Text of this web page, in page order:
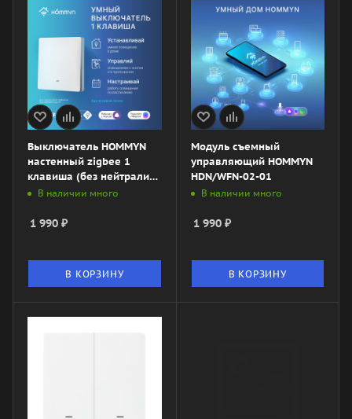
Выключатель HOMMYN
настенный zigbee 1
клавиша (без нейтрали)
SWZBNN01W
В наличии много
1 990 ₽
В КОРЗИНУ
Модуль съемный
управляющий HOMMYN
HDN/WFN-02-01
В наличии много
1 990₽
В КОРЗИНУ